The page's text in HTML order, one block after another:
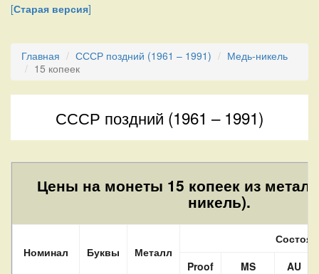
[Старая версия]
Главная СССР поздний (1961 – 1991)
Медь-никель
15 копеек
СССР поздний (1961 – 1991)
Цены на монеты 15 копеек из
никель).
Номинал Буквы Металл
Proof
MS
AU